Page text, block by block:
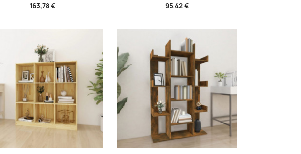
163,78 € 95,42 €